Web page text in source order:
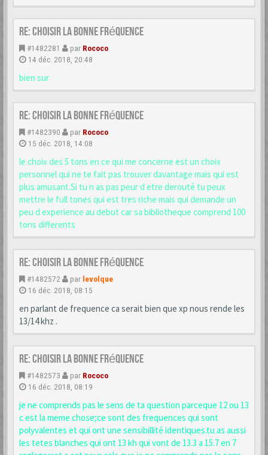
Re: choisir la bonne fréquence
#1482281 par Rococo
14 déc. 2018, 20:48
bien sur
Re: choisir la bonne fréquence
#1482390 par Rococo
15 déc. 2018, 14:08
le choix des 5 tons en ce qui me concerne est un choix
personnel qui ne te fait pas trouver davantage mais qui est
plus amusant.Si tu n as pas peur d etre derouté tu peux
mettre le full tones qui est tres riche mais qui demande un
peu d experience au debut car sa bibliotheque comprend 100
tons differents
Re: choisir la bonne fréquence
#1482572 par levolque
16 déc. 2018, 08:15
en parlant de frequence ca serait bien que xp nous rende les
13/14 khz .
Re: choisir la bonne fréquence
#1482573 par Rococo
16 déc. 2018, 08:19
je ne comprends pas le sens de ta question parceque 12 ou 13
c est la meme chose;ce sont des frequences qui sont
polyvalentes et qui ont une sensibillité identiques.tu as aussi
les tetes blanches qui ont 13 kh qui vont de 13.3 a 15.7 en 7